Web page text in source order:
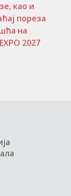
као и
пореза
на
2027